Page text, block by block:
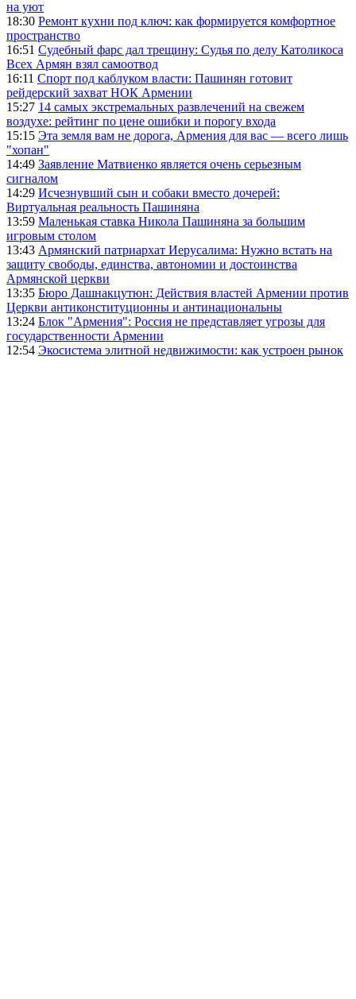
на уют
18:30 Ремонт кухни под ключ: как формируется комфортное
пространство
16:51 Судебный фарс дал трещину: Судья по делу Католикоса
Всех Армян взял самоотвод
16:11 Спорт под каблуком власти: Пашинян готовит
рейдерский захват НОК Армении
15:27 14 самых экстремальных развлечений на свежем
воздухе: рейтинг по цене ошибки и порогу входа
15:15 Эта земля вам не дорога, Армения для вас — всего лишь
"хопан"
14:49 Заявление Матвиенко является очень серьезным
сигналом
14:29 Исчезнувший сын и собаки вместо дочерей:
Виртуальная реальность Пашиняна
13:59 Маленькая ставка Никола Пашиняна за большим
игровым столом
13:43 Армянский патриархат Иерусалима: Нужно встать на
защиту свободы, единства, автономии и достоинства
Армянской церкви
13:35 Бюро Дашнакцутюн: Действия властей Армении против
Церкви антиконституционны и антинациональны
13:24 Блок "Армения": Россия не представляет угрозы для
государственности Армении
12:54 Экосистема элитной недвижимости: как устроен рынок